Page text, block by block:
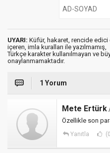
UYARI: Küfür, hakaret, rencide edici
içeren, imla kuralları ile yazılmamış,
Türkçe karakter kullanılmayan ve
onaylanmamaktadır.
1 Yorum
Mete Ertürk
Özellikle son
Yanıtla